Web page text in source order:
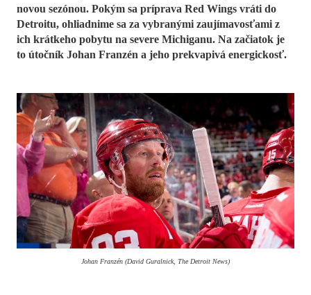
novou sezónou. Pokým sa príprava Red Wings vráti do
Detroitu, ohliadnime sa za vybranými zaujímavosťami z
ich krátkeho pobytu na severe Michiganu. Na začiatok je
to útočník Johan Franzén a jeho prekvapivá energickosť.
Johan Franzén (David Guralnick, The Detroit News)